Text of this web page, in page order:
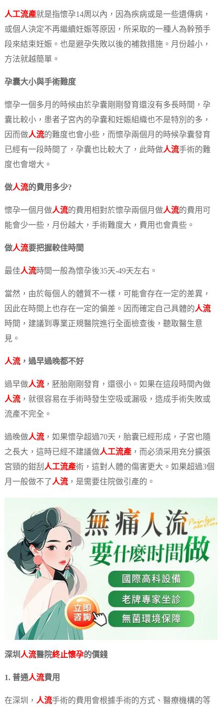
人工流產就是指懷孕14周以內，因為疾病或是一些遺傳病，
或個人決定不再繼續妊娠等原因，所采取的一種人為幹預手
段來結束妊娠。也是避孕失敗以後的補救措施。月份越小，
方法就越簡單。
孕囊大小與手術難度
懷孕一個多月的時候由於孕囊剛剛發育還沒有多長時間，孕
囊比較小，患者子宮內的孕囊和妊娠組織也不是特別的多，
因而做人流的難度也會小些，而懷孕兩個月的時候孕囊發育
已經有一段時間了，孕囊也比較大了，此時做人流手術的難
度也會增大。
做人流的費用多少?
懷孕一個月做人流的費用相對於懷孕兩個月做人流的費用可
能會少一些，月份越大，手術難度大，費用也會貴些。
做人流要把握較佳時間
最佳人流時間一般為懷孕後35天-49天左右。
當然，由於每個人的體質不一樣，可能會存在一定的差異，
因此在時間上也存在一定的偏差。因而確定自己具體的人流
時間，建議到專業正規醫院進行全面檢查後，聽取醫生意
見。
人流，過早過晚都不好
過早做人流，胚胎剛剛發育，還很小。如果在這段時間內做
人流，就很容易在手術時發生空吸或漏吸，造成手術失敗或
流產不完全。
過晚做人流，如果懷孕超過70天，胎囊已經形成，子宮也隨
之長大，這時已經不建議做人工流產，而必須采用充分擴張
宮頸的鉗刮 人工流產術，這對人體的傷害更大。如果超過3個
月一般做不了人流，是需要住院做引產的。
深圳 人流醫院終止懷孕的價錢
1. 普通人流費用
在深圳， 人流手術的費用會根據手術的方式、醫療機構的等